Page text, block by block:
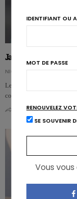
Japon : moins de riz,
NICOLAS GUGGENBÜHL
Le Japon est un des pays
comme le taux de
0
IDENTIFIANT OU
MOT DE PASSE
RENOUVELEZ
SE SOUVENIR
Vous